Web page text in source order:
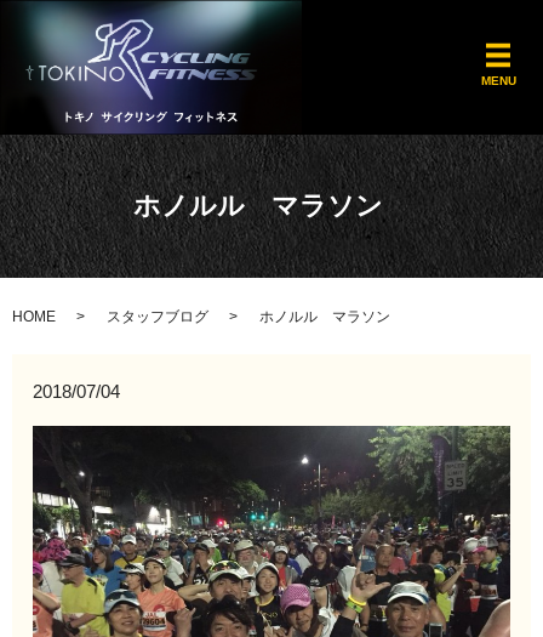
MENU
ホノルル マラソン
HOME スタッフブログ ホノルル マラソン
2018/07/04